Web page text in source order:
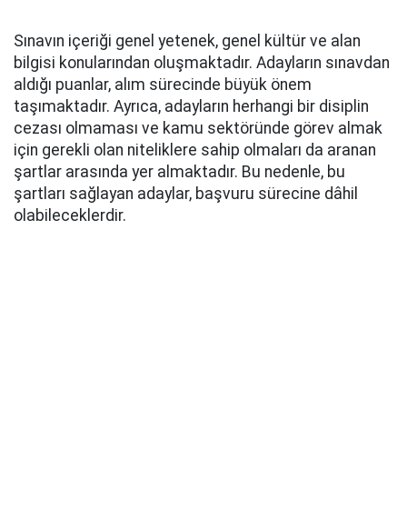
Sınavın içeriği genel yetenek, genel kültür ve alan
bilgisi konularından oluşmaktadır. Adayların sınavdan
aldığı puanlar, alım sürecinde büyük önem
taşımaktadır. Ayrıca, adayların herhangi bir disiplin
cezası olmaması ve kamu sektöründe görev almak
için gerekli olan niteliklere sahip olmaları da aranan
şartlar arasında yer almaktadır. Bu nedenle, bu
şartları sağlayan adaylar, başvuru sürecine dâhil
olabileceklerdir.